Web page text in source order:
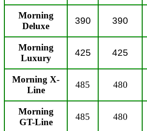
Morning
Deluxe
390 390
Morning
Luxury
425 425
Morning X-
Line
485 480
Morning
GT-Line
485 480